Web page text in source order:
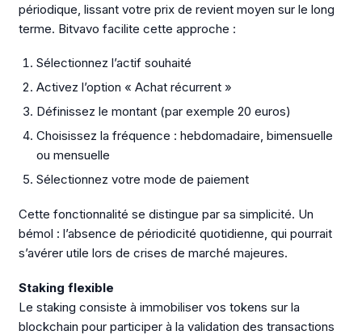
périodique, lissant votre prix de revient moyen sur le long
terme. Bitvavo facilite cette approche :
Sélectionnez l’actif souhaité
Activez l’option « Achat récurrent »
Définissez le montant (par exemple 20 euros)
Choisissez la fréquence : hebdomadaire, bimensuelle
ou mensuelle
Sélectionnez votre mode de paiement
Cette fonctionnalité se distingue par sa simplicité. Un
bémol : l’absence de périodicité quotidienne, qui pourrait
s’avérer utile lors de crises de marché majeures.
Staking flexible
Le staking consiste à immobiliser vos tokens sur la
blockchain pour participer à la validation des transactions